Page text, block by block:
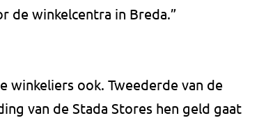
de winkelcentra in Breda.”
winkeliers ook. Tweederde van de
van de Stada Stores hen geld gaat